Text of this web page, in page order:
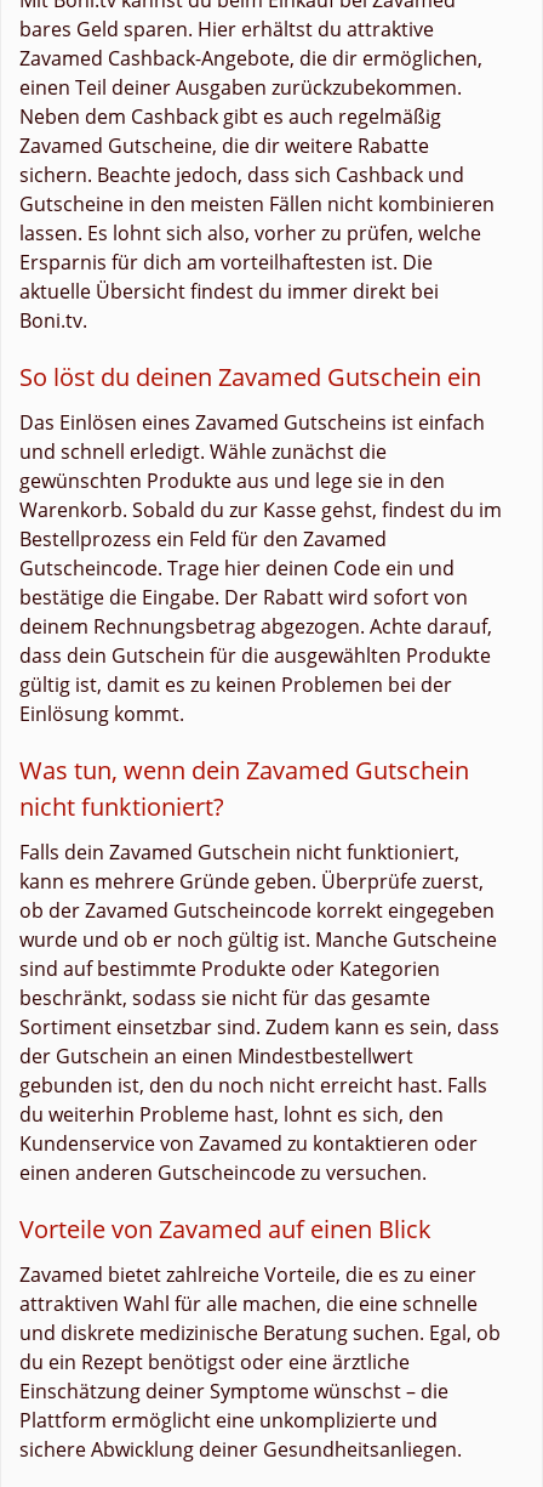
bares Geld sparen. Hier erhältst du attraktive
Zavamed Cashback-Angebote, die dir ermöglichen,
einen Teil deiner Ausgaben zurückzubekommen.
Neben dem Cashback gibt es auch regelmäßig
Zavamed Gutscheine, die dir weitere Rabatte
sichern. Beachte jedoch, dass sich Cashback und
Gutscheine in den meisten Fällen nicht kombinieren
lassen. Es lohnt sich also, vorher zu prüfen, welche
Ersparnis für dich am vorteilhaftesten ist. Die
aktuelle Übersicht findest du immer direkt bei
Boni.tv.
So löst du deinen Zavamed Gutschein ein
Das Einlösen eines Zavamed Gutscheins ist einfach
und schnell erledigt. Wähle zunächst die
gewünschten Produkte aus und lege sie in den
Warenkorb. Sobald du zur Kasse gehst, findest du im
Bestellprozess ein Feld für den Zavamed
Gutscheincode. Trage hier deinen Code ein und
bestätige die Eingabe. Der Rabatt wird sofort von
deinem Rechnungsbetrag abgezogen. Achte darauf,
dass dein Gutschein für die ausgewählten Produkte
gültig ist, damit es zu keinen Problemen bei der
Einlösung kommt.
Was tun, wenn dein Zavamed Gutschein
nicht funktioniert?
Falls dein Zavamed Gutschein nicht funktioniert,
kann es mehrere Gründe geben. Überprüfe zuerst,
ob der Zavamed Gutscheincode korrekt eingegeben
wurde und ob er noch gültig ist. Manche Gutscheine
sind auf bestimmte Produkte oder Kategorien
beschränkt, sodass sie nicht für das gesamte
Sortiment einsetzbar sind. Zudem kann es sein, dass
der Gutschein an einen Mindestbestellwert
gebunden ist, den du noch nicht erreicht hast. Falls
du weiterhin Probleme hast, lohnt es sich, den
Kundenservice von Zavamed zu kontaktieren oder
einen anderen Gutscheincode zu versuchen.
Vorteile von Zavamed auf einen Blick
Zavamed bietet zahlreiche Vorteile, die es zu einer
attraktiven Wahl für alle machen, die eine schnelle
und diskrete medizinische Beratung suchen. Egal, ob
du ein Rezept benötigst oder eine ärztliche
Einschätzung deiner Symptome wünschst – die
Plattform ermöglicht eine unkomplizierte und
sichere Abwicklung deiner Gesundheitsanliegen.